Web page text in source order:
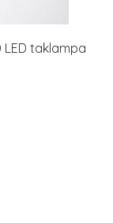
LED taklampa